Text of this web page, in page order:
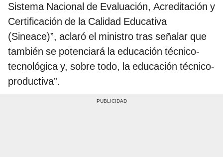
Sistema Nacional de Evaluación, Acreditación y
Certificación de la Calidad Educativa
(Sineace)”, aclaró el ministro tras señalar que
también se potenciará la educación técnico-
tecnológica y, sobre todo, la educación técnico-
productiva”.